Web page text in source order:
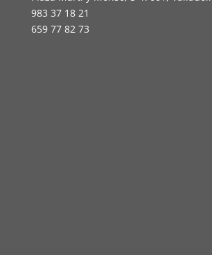
983 37 18 21
659 77 82 73